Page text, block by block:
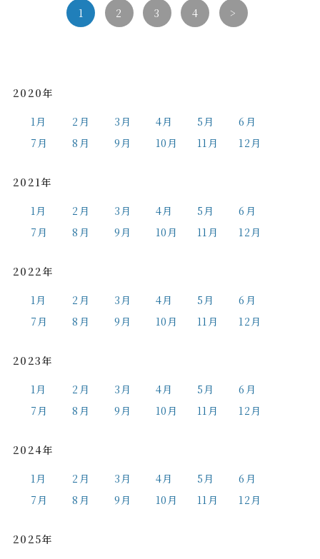
1 2 3 4 >
2020年
1月
2月 3月 4月 5月
6月
7月
8月 9月 10月 11月 12月
2021年
1月
2月 3月 4月 5月
6月
7月
8月 9月 10月 11月 12月
2022年
1月
2月 3月 4月 5月
6月
7月
8月 9月 10月 11月 12月
2023年
1月
2月 3月 4月 5月
6月
7月
8月 9月 10月 11月 12月
2024年
1月
2月 3月 4月 5月
6月
7月
8月 9月 10月 11月 12月
2025年